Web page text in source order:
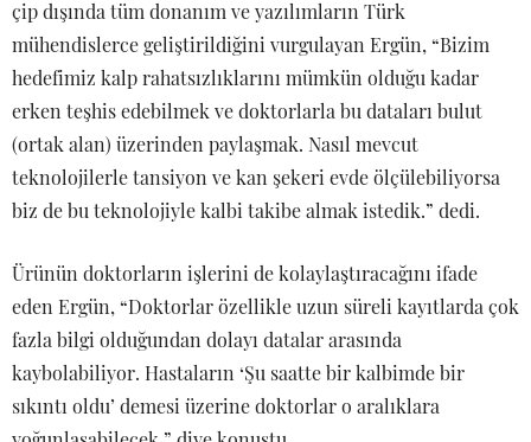
çip dışında tüm donanım ve yazılımların Türk
mühendislerce geliştirildiğini vurgulayan Ergün, “Bizim
hedefimiz kalp rahatsızlıklarını mümkün olduğu kadar
erken teşhis edebilmek ve doktorlarla bu dataları bulut
(ortak alan) üzerinden paylaşmak. Nasıl mevcut
teknolojilerle tansiyon ve kan şekeri evde ölçülebiliyorsa
biz de bu teknolojiyle kalbi takibe almak istedik.” dedi.
Ürünün doktorların işlerini de kolaylaştıracağını ifade
eden Ergün, “Doktorlar özellikle uzun süreli kayıtlarda çok
fazla bilgi olduğundan dolayı datalar arasında
kaybolabiliyor. Hastaların ‘Şu saatte bir kalbimde bir
sıkıntı oldu’ demesi üzerine doktorlar o aralıklara